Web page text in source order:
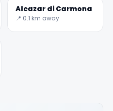
Alcazar di Carmona
📍 0.1 km away